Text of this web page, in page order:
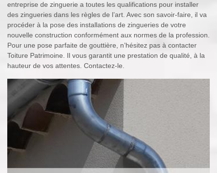
entreprise de zinguerie a toutes les qualifications pour installer
des zingueries dans les règles de l’art. Avec son savoir-faire, il va
procéder à la pose des installations de zingueries de votre
nouvelle construction conformément aux normes de la profession.
Pour une pose parfaite de gouttière, n’hésitez pas à contacter
Toiture Patrimoine. Il vous garantit une prestation de qualité, à la
hauteur de vos attentes. Contactez-le.